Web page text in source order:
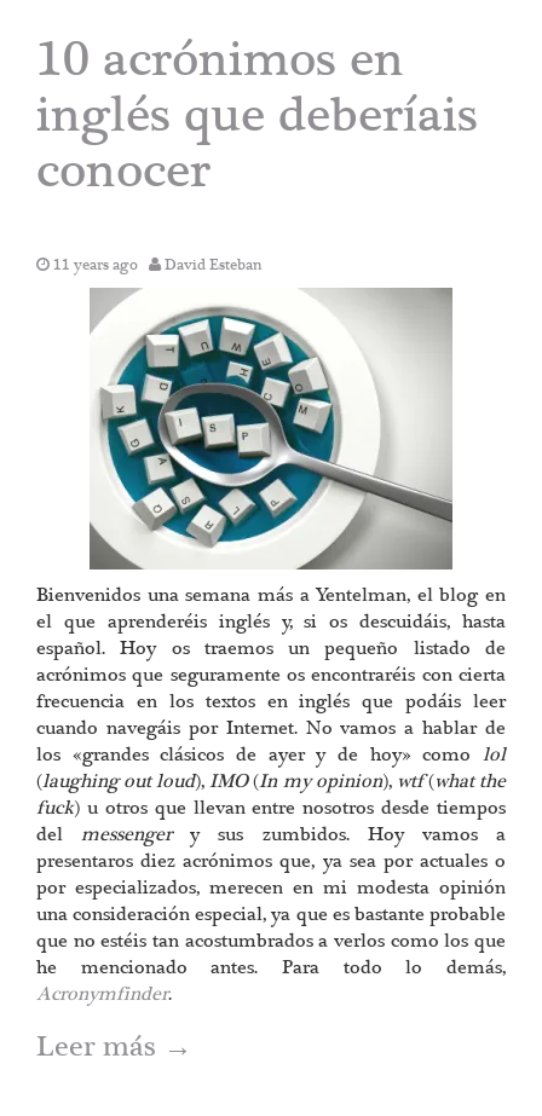
10 acrónimos en
inglés que deberíais
conocer
11 years ago David Esteban
Bienvenidos una semana más a Yentelman, el blog en
el que aprenderéis inglés y, si os descuidáis, hasta
español. Hoy os traemos un pequeño listado de
acrónimos que seguramente os encontraréis con cierta
frecuencia en los textos en inglés que podáis leer
cuando navegáis por Internet. No vamos a hablar de
los «grandes clásicos de ayer y de hoy» como lol
(laughing out loud),IMO(In my opinion), wtf(what the
fuck) u otros que llevan entre nosotros desde tiempos
delmessengery sus zumbidos. Hoy vamos a
presentaros diez acrónimos que, ya sea por actuales o
por especializados, merecen en mi modesta opinión
una consideración especial, ya que es bastante probable
que no estéis tan acostumbrados a verlos como los que
he mencionado antes. Para todo lo demás,
Acronymfinder.
Leer más →